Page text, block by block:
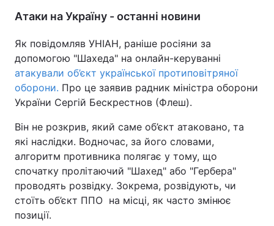
Атаки на Україну - останні новини
Як повідомляв УНІАН, раніше росіяни за
допомогою "Шахеда" на онлайн-керуванні
атакували об’єкт української протиповітряної
оборони. Про це заявив радник міністра оборони
України Сергій Бескрестнов (Флеш).
Він не розкрив, який саме об’єкт атаковано, та
які наслідки. Водночас, за його словами,
алгоритм противника полягає у тому, що
спочатку пролітаючий "Шахед" або "Гербера"
проводять розвідку. Зокрема, розвідують, чи
стоїть об’єкт ППО на місці, як часто змінює
позиції.